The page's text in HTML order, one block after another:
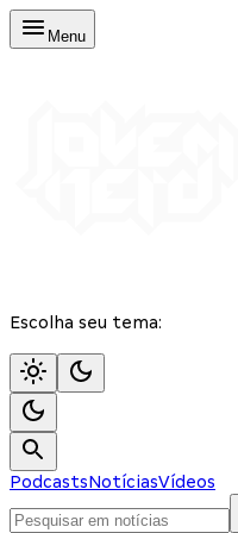
Menu
Escolha seu tema:
PodcastsNotíciasVídeos